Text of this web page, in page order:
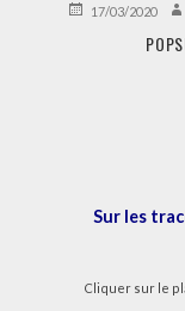
PUBLIÉ17/03/2020
Sur les
Cliquer sur le